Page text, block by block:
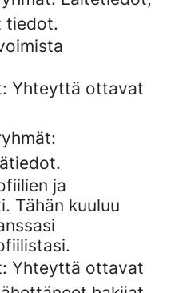
tiedot.
Yhteyttä ottavat
ja
Tähän kuuluu
Yhteyttä ottavat